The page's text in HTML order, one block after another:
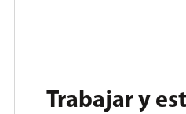
Trabajar y